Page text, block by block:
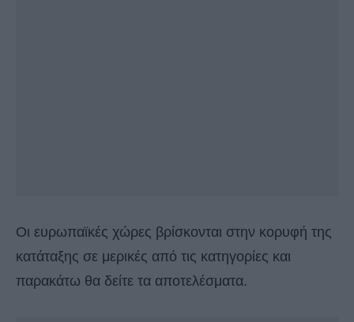
Οι ευρωπαϊκές χώρες βρίσκονται στην κορυφή της
κατάταξης σε μερικές από τις κατηγορίες και
παρακάτω θα δείτε τα αποτελέσματα.